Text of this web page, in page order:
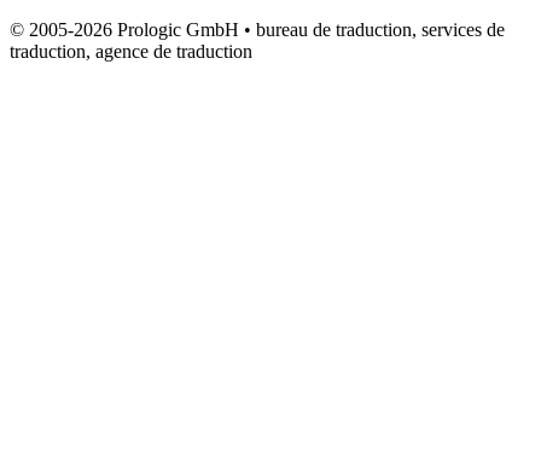
© 2005-2026 Prologic GmbH • bureau de traduction, services de
traduction, agence de traduction